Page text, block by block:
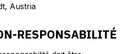
Austria
RESPONSABILITÉ